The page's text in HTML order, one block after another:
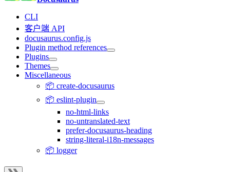
CLI
客户端 API
docusaurus.config.js
Plugin method references
Plugins
Themes
Miscellaneous
📦 create-docusaurus
📦 eslint-plugin
no-html-links
no-untranslated-text
prefer-docusaurus-heading
string-literal-i18n-messages
📦 logger